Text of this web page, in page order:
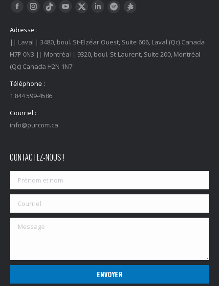
Trouvez nous sur :
FacebookInstagram
Tiktok YouTubeTwitter LinkedInSpotify
Adresse :
|| Laval | 3480, boul. St-Elzéar Ouest, Suite 606, Laval (Qc) Canada
H7P 0N3 || Montréal | 9320, boul. St-Laurent, Suite 200, Montréal
(Qc) Canada H2N 1N7
Téléphone :
1 844 599-4586
Courriel :
info@purcom.ca
CONTACTEZ-NOUS !